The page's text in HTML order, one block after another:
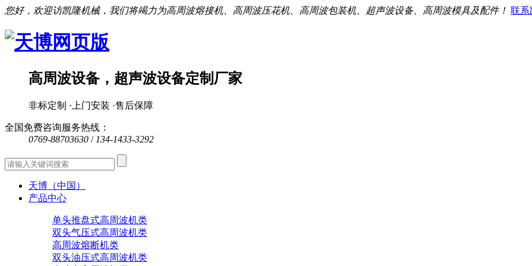
您好，欢迎访凯隆机械，我们将竭力为高周波熔接机、高周波压花机、高周波包装机、超声波设备、高周波模具及配件！ 联系
高周波设备，超声波设备定制厂家
非标定制 ·上门安装 ·售后保障
全国免费咨询服务热线：
0769-88703630 / 134-1433-3292
天博（中国）
产品中心
单头推盘式高周波机类
双头气压式高周波机类
高周波熔断机类
双头油压式高周波机类